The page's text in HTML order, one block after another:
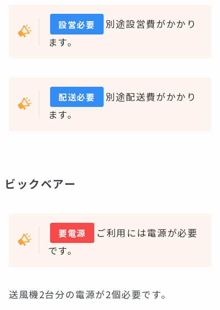
設営必要
別途設営費がかかり
ます。
配送必要
別途配送費がかかり
ます。
ビックベアー
要電源
ご利用には電源が必要
です。
送風機2台分の電源が2個必要です。